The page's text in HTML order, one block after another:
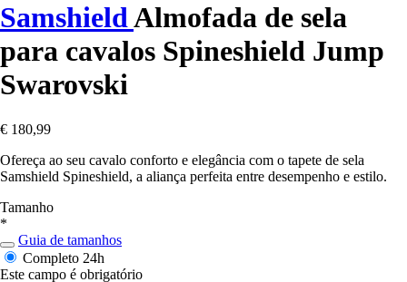
SamshieldAlmofada de sela
para cavalos Spineshield Jump
Swarovski
€ 180,99
Ofereça ao seu cavalo conforto e elegância com o tapete de sela
Samshield Spineshield, a aliança perfeita entre desempenho e estilo.
Tamanho
*
Guia de tamanhos
Completo 24h
Este campo é obrigatório